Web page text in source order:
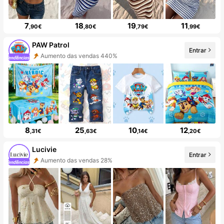
7 ,90€ 18 ,80€ 19 ,79€ 11 ,99€
PAW Patrol
Aumento das vendas 440%
Entrar
8 ,31€ 25 ,63€ 10,14€ 12 ,20€
Lucivie
Aumento das vendas 28%
Entrar